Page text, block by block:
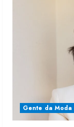
Gente da Moda
3